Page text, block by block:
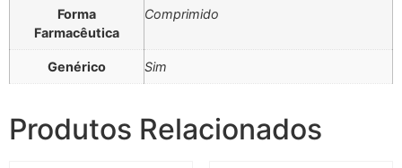
Forma
Farmacêutica
Comprimido
Genérico Sim
Produtos Relacionados